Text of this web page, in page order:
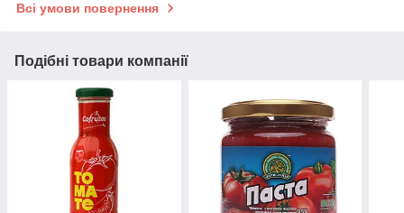
Всі умови повернення
Подібні товари компанії